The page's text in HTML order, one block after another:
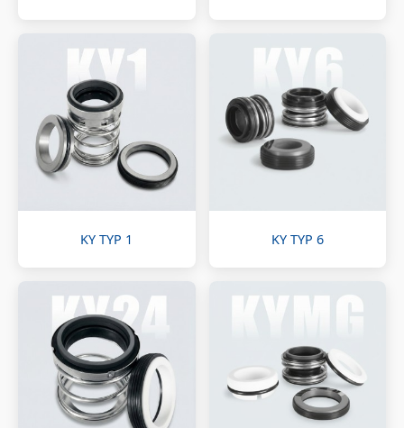
KY TYP 1 KY TYP 6